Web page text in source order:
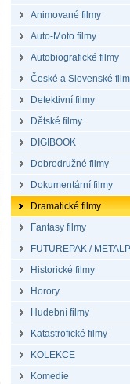
Animované filmy
Auto-Moto filmy
Autobiografické filmy
České a Slovenské
Detektivní filmy
Dětské filmy
DIGIBOOK
Dobrodružné filmy
Dokumentární filmy
Dramatické filmy
Fantasy filmy
FUTUREPAK /
Historické filmy
Horory
Hudební filmy
Katastrofické filmy
KOLEKCE
Komedie